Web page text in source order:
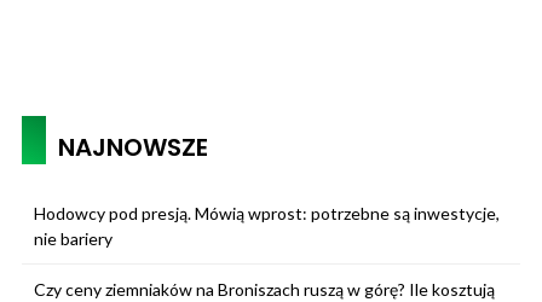
NAJNOWSZE
Hodowcy pod presją. Mówią wprost: potrzebne są inwestycje,
nie bariery
Czy ceny ziemniaków na Broniszach ruszą w górę? Ile kosztują